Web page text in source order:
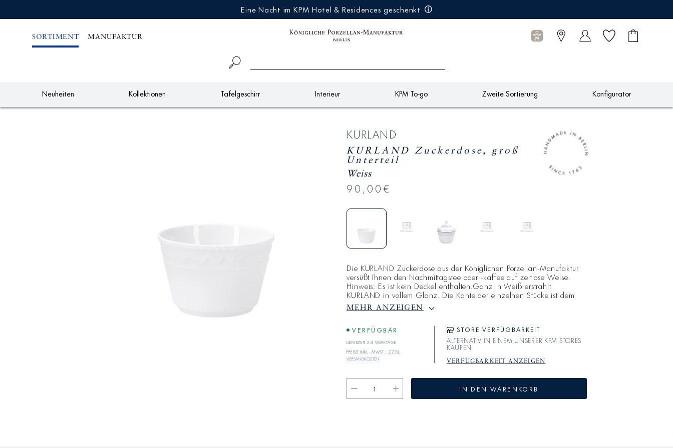
Eine Nacht im KPM Hotel & Residences geschenkt
SORTIMENT MANUFAKTUR
Wunschliste
Warenkorb
0
Neuheiten Kollektionen Tafelgeschirr Interieur KPM To-go Zweite Sortierung Konfigurator
KURLAND
KURLAND Zuckerdose, groß
Unterteil
Weiss
90,00€
Die KURLAND Zuckerdose aus der Königlichen Porzellan-Manufaktur
versüßt Ihnen den Nachmittagstee oder -kaffee auf zeitlose Weise.
Hinweis: Es ist kein Deckel enthalten.Ganz in Weiß erstrahlt
KURLAND in vollem Glanz. Die Kante der einzelnen Stücke ist dem
klassizistischen Relief, bestehend aus Eierstäben, Tuchgehänge und
Perlen, geziert. KURLAND ist eine Hommage an die Ideale und die
Strenge und S
MEHR ANZEIGEN
VERFÜGBAR
Lieferzeit 2-4 Werktage
Preise inkl. MwSt.; zzgl.
Versandkosten
STORE VERFÜGBARKEIT
ALTERNATIV IN EINEM UNSERER KPM STORES
KAUFEN
VERFÜGBARKEIT ANZEIGEN
Verringere
die
Erhöhe
die
IN DEN WARENKORB